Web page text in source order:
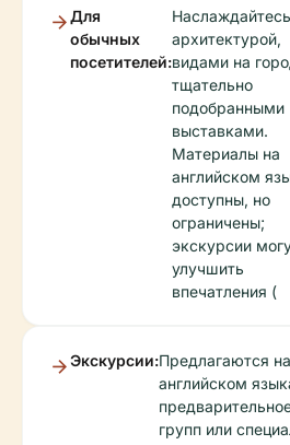
Для
обычных
посетителей:
Наслаждайтесь
архитектурой,
видами на
тщательно
подобранными
выставками.
Материалы на
английском
доступны, но
ограничены;
экскурсии
улучшить
впечатления (
Экскурсии:Предлагаются
английском
групп или